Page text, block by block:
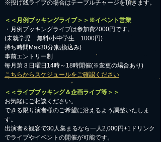
※投げ銭ライブの場合はテーブルチャージを頂きます。
＜＜月例ブッキングライブ＞＞※イベント営業
・月例ブッキングライブは参加費2000円です。
​(未就学児 無料/小中学生 1000円)
持ち時間Max30分(転換込み)
事前エントリー制
毎月第３日曜日14時～18時開催(※変更の場合あり)
こちらからスケジュールをご確認ください
＜＜ライブブッキング＆企画ライブ等＞＞
お気軽にご相談ください。​
​できる限り演者様のご希望に沿えるよう調整いたしま
す。
出演者＆観客で30人集まるなら一人2,000円+1ドリンク
でライブやイベントの開催が可能です。